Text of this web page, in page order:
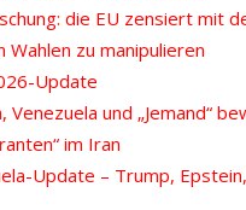
die EU zensiert mit
Wahlen zu manipulieren
Update
Venezuela und „Jemand“
im Iran
Update – Trump,